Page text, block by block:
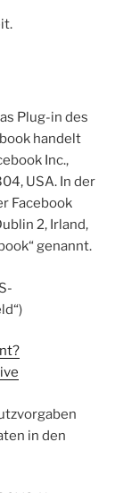
Plug-in des
handelt
Inc.,
USA. In der
Facebook
2, Irland,
genannt.
in den